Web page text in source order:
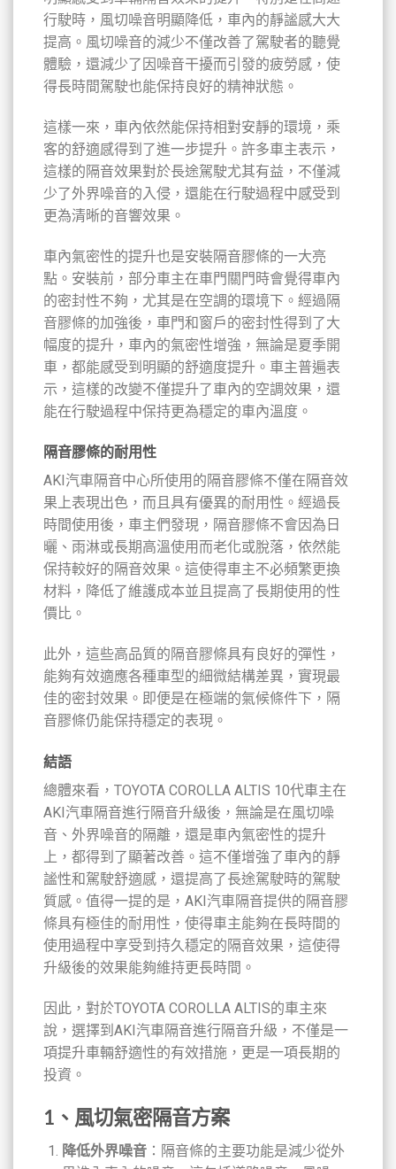
行駛時，風切噪音明顯降低，車內的靜謐感大大
提高。風切噪音的減少不僅改善了駕駛者的聽覺
體驗，還減少了因噪音干擾而引發的疲勞感，使
得長時間駕駛也能保持良好的精神狀態。
這樣一來，車內依然能保持相對安靜的環境，乘
客的舒適感得到了進一步提升。許多車主表示，
這樣的隔音效果對於長途駕駛尤其有益，不僅減
少了外界噪音的入侵，還能在行駛過程中感受到
更為清晰的音響效果。
車內氣密性的提升也是安裝隔音膠條的一大亮
點。安裝前，部分車主在車門關門時會覺得車內
的密封性不夠，尤其是在空調的環境下。經過隔
音膠條的加強後，車門和窗戶的密封性得到了大
幅度的提升，車內的氣密性增強，無論是夏季開
車，都能感受到明顯的舒適度提升。車主普遍表
示，這樣的改變不僅提升了車內的空調效果，還
能在行駛過程中保持更為穩定的車內溫度。
隔音膠條的耐用性
AKI汽車隔音中心所使用的隔音膠條不僅在隔音效
果上表現出色，而且具有優異的耐用性。經過長
時間使用後，車主們發現，隔音膠條不會因為日
曬、雨淋或長期高溫使用而老化或脫落，依然能
保持較好的隔音效果。這使得車主不必頻繁更換
材料，降低了維護成本並且提高了長期使用的性
價比。
此外，這些高品質的隔音膠條具有良好的彈性，
能夠有效適應各種車型的細微結構差異，實現最
佳的密封效果。即便是在極端的氣候條件下，隔
音膠條仍能保持穩定的表現。
結語
總體來看，TOYOTA COROLLA ALTIS 10代車主在
AKI汽車隔音進行隔音升級後，無論是在風切噪
音、外界噪音的隔離，還是車內氣密性的提升
上，都得到了顯著改善。這不僅增強了車內的靜
謐性和駕駛舒適感，還提高了長途駕駛時的駕駛
質感。值得一提的是，AKI汽車隔音提供的隔音膠
條具有極佳的耐用性，使得車主能夠在長時間的
使用過程中享受到持久穩定的隔音效果，這使得
升級後的效果能夠維持更長時間。
因此，對於TOYOTA COROLLA ALTIS的車主來
說，選擇到AKI汽車隔音進行隔音升級，不僅是一
項提升車輛舒適性的有效措施，更是一項長期的
投資。
1、風切氣密隔音方案
降低外界噪音：隔音條的主要功能是減少從外